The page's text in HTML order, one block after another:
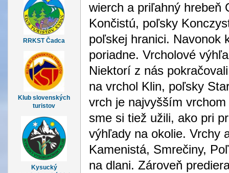
RRKST Čadca
Klub slovenských
turistov
Kysucký
wierch a priľahný hrebeň
Končistú, poľsky
poľskej hranici. Navonok
poriadne. Vrcholové
Niektorí z nás
na vrchol Klin, poľsky
vrch je najvyšším
sme si tiež užili, ako pri
výhľady na okolie. Vrchy
Kamenistá, Smrečiny,
na dlani. Zároveň